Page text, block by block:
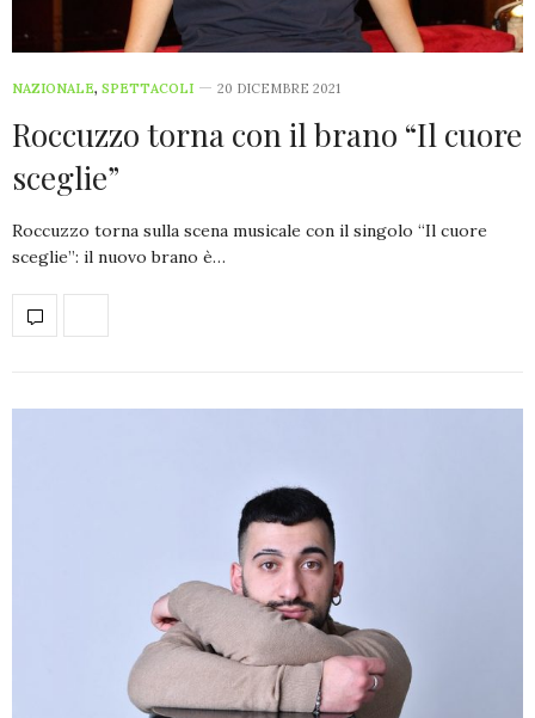
NAZIONALE, SPETTACOLI 20 DICEMBRE 2021
Roccuzzo torna con il brano “Il cuore
sceglie”
Roccuzzo torna sulla scena musicale con il singolo “Il cuore
sceglie”: il nuovo brano è…